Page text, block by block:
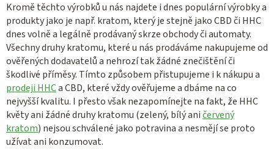
Kromě těchto výrobků u nás najdete i dnes populární výrobky a
produkty jako je např. kratom, který je stejně jako CBD či HHC
dnes volně a legálně prodávaný skrze obchody či automaty.
Všechny druhy kratomu, které u nás prodáváme nakupujeme od
ověřených dodavatelů a nehrozí tak žádné znečištění či
škodlivé příměsy. Tímto způsobem přistupujeme i k nákupu a
prodeji HHCa CBD, které vždy ověřujeme a dbáme na co
nejvyšší kvalitu. I přesto však nezapomínejte na fakt, že HHC
květy ani žádné druhy kratomu (zelený, bílý aničervený
kratom) nejsou schválené jako potravina a nesmějí se proto
užívat ani konzumovat.